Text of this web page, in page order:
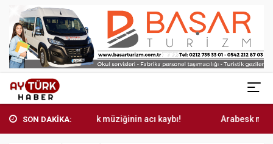
SON DAKİKA:
Arabesk müziğinin acı kaybı! Arabesk müziğinin